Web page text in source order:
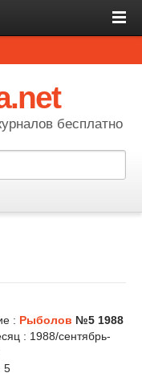
бесплатно
: Рыболов №5 1988
: 1988/сентябрь-
5